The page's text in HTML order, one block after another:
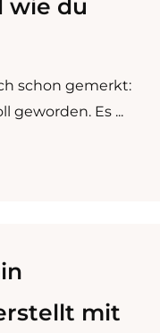
wie du
schon gemerkt:
geworden. Es ...
mit